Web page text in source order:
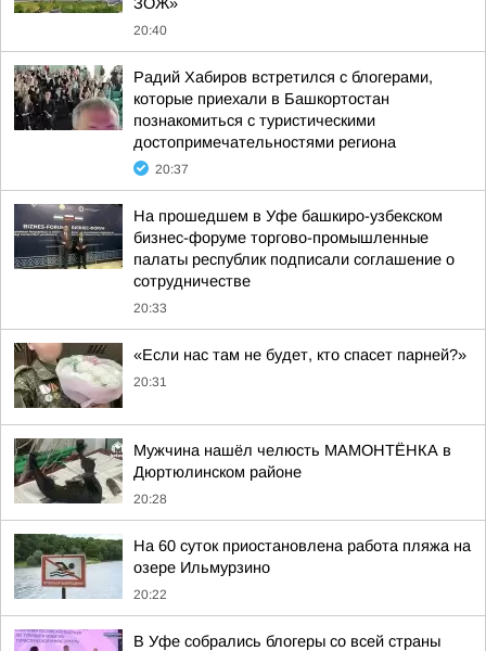
20:40
Радий Хабиров встретился с блогерами,
которые приехали в Башкортостан
познакомиться с туристическими
достопримечательностями региона
20:37
На прошедшем в Уфе башкиро-узбекском
бизнес-форуме торгово-промышленные
палаты республик подписали соглашение о
сотрудничестве
20:33
«Если нас там не будет, кто спасет парней?»
20:31
Мужчина нашёл челюсть МАМОНТЁНКА в
Дюртюлинском районе
20:28
На 60 суток приостановлена работа пляжа на
озере Ильмурзино
20:22
В Уфе собрались блогеры со всей страны